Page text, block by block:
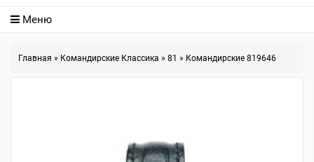
Меню
Главная » Командирские Классика » 81 » Командирские 819646